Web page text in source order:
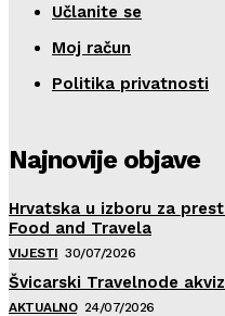
Učlanite se
Moj račun
Politika privatnosti
Najnovije objave
Hrvatska u izboru za
Food and Travela
VIJESTI 30/07/2026
Švicarski Travelnode
AKTUALNO 24/07/2026